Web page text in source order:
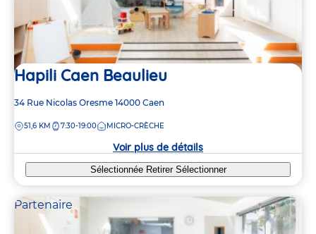
Hapili Caen Beaulieu
Adresse
la
34 Rue Nicolas Oresme 14000 Caen
DISTANCE
51,6 KM 7:30-19:00 MICRO-CRÈCHE
Voir plus de détails
Sélectionnée Retirer Sélectionner
Partenaire